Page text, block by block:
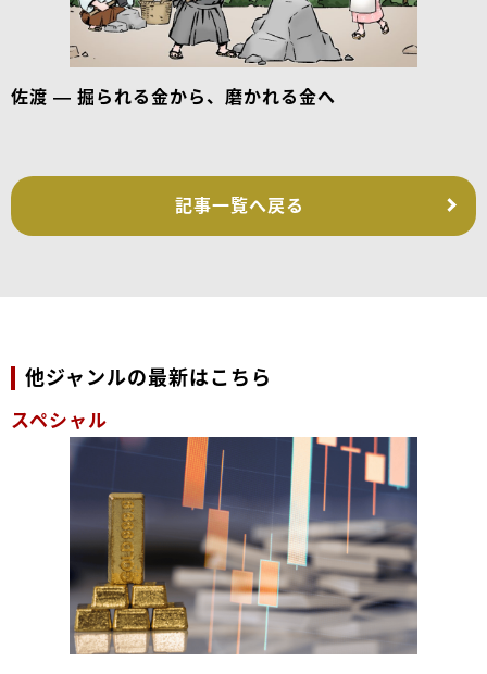
佐渡 — 掘られる金から、磨かれる金へ
記事一覧へ戻る
他ジャンルの最新はこちら
スペシャル